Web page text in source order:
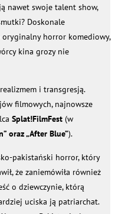
nawet swoje talent show,
Doskonale
oryginalny horror komediowy,
kina grozy nie
i transgresją.
filmowych, najnowsze
Splat!FilmFest (w
oraz „After Blue”).
pakistański horror, który
że zaniemówiła również
o dziewczynie, którą
uciska ją patriarchat.